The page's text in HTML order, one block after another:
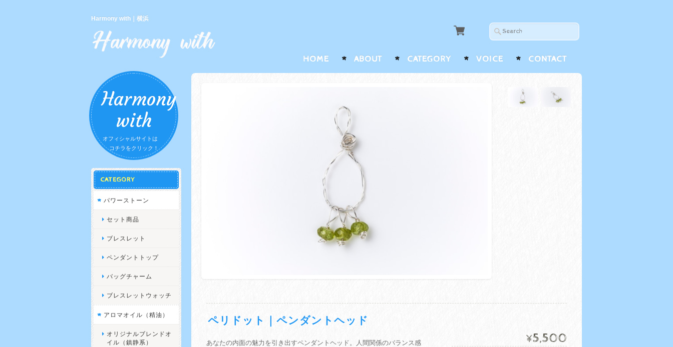
Harmony with｜横浜
HOME ABOUT CATEGORY VOICE CONTACT
ペリドット｜ペンダントヘッド
あなたの内面の魅力を引き出すペンダントヘッド。人間関係のバランス感
¥5,500
Harmony
with
オフィシャルサイトは
コチラをクリック！
CATEGORY
パワーストーン
セット商品
ブレスレット
ペンダントトップ
バッグチャーム
ブレスレットウォッチ
アロマオイル（精油）
オリジナルブレンドオ
イル（鎮静系）